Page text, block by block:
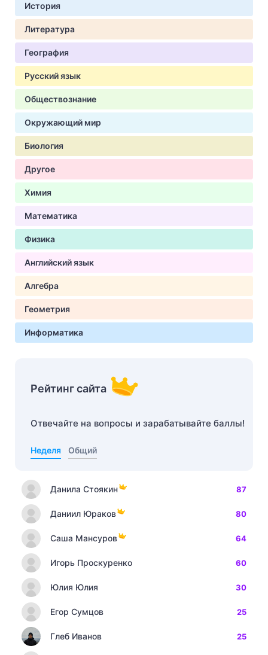
История
Литература
География
Русский язык
Обществознание
Окружающий мир
Биология
Другое
Химия
Математика
Физика
Английский язык
Алгебра
Геометрия
Информатика
Рейтинг сайта
Отвечайте на вопросы и зарабатывайте баллы!
Неделя Общий
Данила Стоякин 87
Даниил Юраков 80
Саша Мансуров 64
Игорь Проскуренко 60
Юлия Юлия 30
Егор Сумцов 25
Глеб Иванов 25